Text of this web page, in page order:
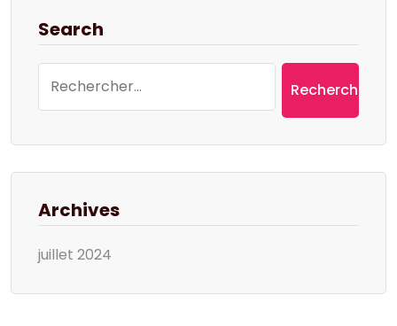
Search
Archives
juillet 2024